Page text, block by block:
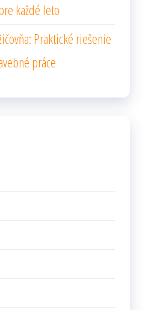
každé leto
Praktické riešenie
práce